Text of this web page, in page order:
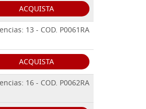
ACQUISTA
13 - COD. P0061RA
ACQUISTA
16 - COD. P0062RA